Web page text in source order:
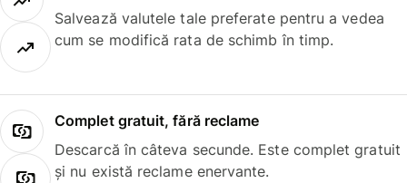
Salvează valutele tale preferate pentru a vedea
cum se modifică rata de schimb în timp.
Complet gratuit, fără reclame
Descarcă în câteva secunde. Este complet gratuit
și nu există reclame enervante.